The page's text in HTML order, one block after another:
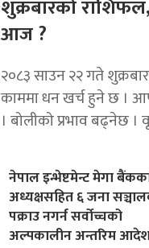
शुक्रबारको
आज ?
२०८३ साउन २२ गते
काममा धन खर्च हुने छ ।
। बोलीको प्रभाव बढ्नेछ ।
नेपाल इन्भेष्टमेन्ट मेगा
अध्यक्षसहित ६ जना
पक्राउ नगर्न सर्वोच्चको
अल्पकालीन अन्तरिम